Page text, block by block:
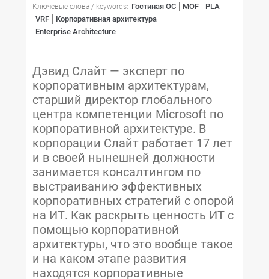
Ключевые слова / keywords: Гостиная ОС MOF
PLA
VRF
Корпоративная архитектура
Enterprise Architecture
Дэвид Слайт — эксперт по
корпоративным архитектурам,
старший директор глобального
центра компетенции Microsoft по
корпоративной архитектуре. В
корпорации Слайт работает 17 лет
и в своей нынешней должности
занимается консалтингом по
выстраиванию эффективных
корпоративных стратегий с опорой
на ИТ. Как раскрыть ценность ИТ с
помощью корпоративной
архитектуры, что это вообще такое
и на каком этапе развития
находятся корпоративные